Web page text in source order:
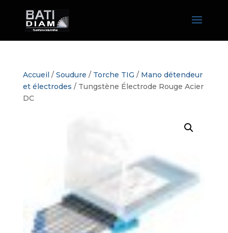
Accueil / Soudure / Torche TIG / Mano détendeur
et électrodes / Tungstène Électrode Rouge Acier
DC